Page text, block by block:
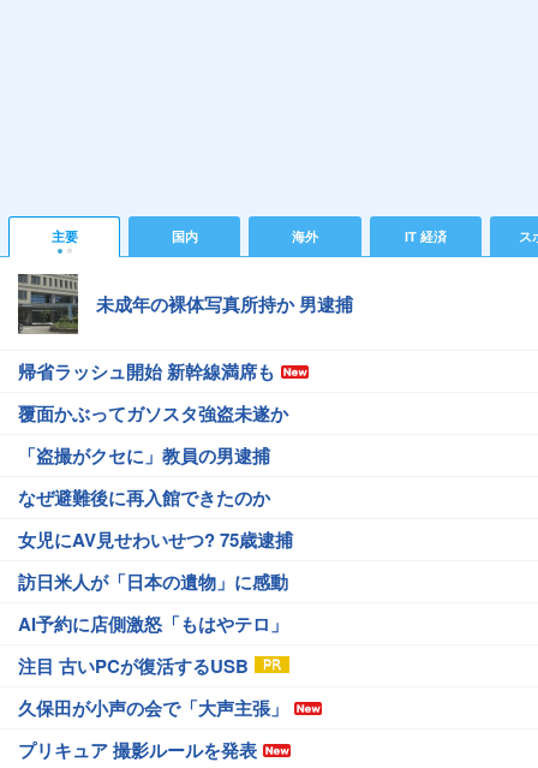
主要 国内 海外 IT 経済 ス
未成年の裸体写真所持か 男逮捕
帰省ラッシュ開始 新幹線満席も
覆面かぶってガソスタ強盗未遂か
「盗撮がクセに」教員の男逮捕
なぜ避難後に再入館できたのか
女児にAV見せわいせつ? 75歳逮捕
訪日米人が「日本の遺物」に感動
AI予約に店側激怒「もはやテロ」
注目 古いPCが復活するUSB
久保田が小声の会で「大声主張」
プリキュア 撮影ルールを発表